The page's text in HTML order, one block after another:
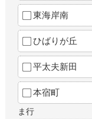
東海岸南
ひばりが丘
平太夫新田
本宿町
ま行